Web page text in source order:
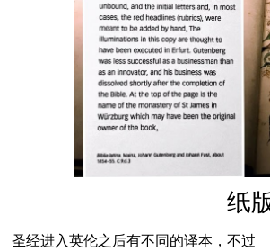
纸
圣经进入英伦之后有不同的译本，不过